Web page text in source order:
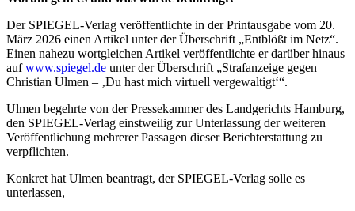
Der SPIEGEL-Verlag veröffentlichte in der Printausgabe vom 20.
März 2026 einen Artikel unter der Überschrift „Entblößt im Netz“.
Einen nahezu wortgleichen Artikel veröffentlichte er darüber hinaus
aufwww.spiegel.de unter der Überschrift „Strafanzeige gegen
Christian Ulmen – ‚Du hast mich virtuell vergewaltigt‘“.
Ulmen begehrte von der Pressekammer des Landgerichts Hamburg,
den SPIEGEL-Verlag einstweilig zur Unterlassung der weiteren
Veröffentlichung mehrerer Passagen dieser Berichterstattung zu
verpflichten.
Konkret hat Ulmen beantragt, der SPIEGEL-Verlag solle es
unterlassen,